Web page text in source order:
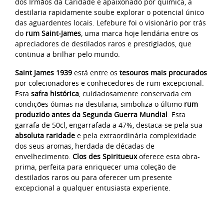
destilaria rapidamente soube explorar o potencial único
das aguardentes locais. Lefebure foi o visionário por trás
do rum Saint-James, uma marca hoje lendária entre os
apreciadores de destilados raros e prestigiados, que
continua a brilhar pelo mundo.
Saint James 1939 está entre os tesouros mais procurados
por colecionadores e conhecedores de rum excepcional.
Esta safra histórica, cuidadosamente conservada em
condições ótimas na destilaria, simboliza o último rum
produzido antes da Segunda Guerra Mundial. Esta
garrafa de 50cl, engarrafada a 47%, destaca-se pela sua
absoluta raridade e pela extraordinária complexidade
dos seus aromas, herdada de décadas de
envelhecimento. Clos des Spiritueuxoferece esta obra-
prima, perfeita para enriquecer uma coleção de
destilados raros ou para oferecer um presente
excepcional a qualquer entusiasta experiente.